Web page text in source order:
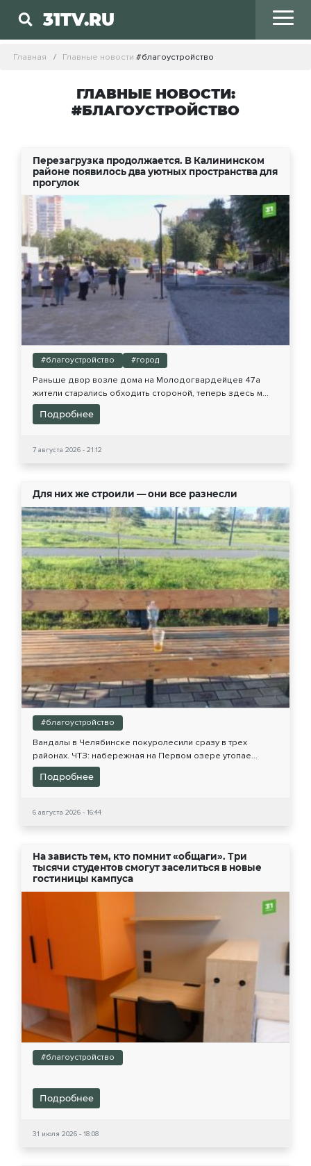
31TV.RU
Главная Главные новости #благоустройство
ГЛАВНЫЕ НОВОСТИ:
#БЛАГОУСТРОЙСТВО
Перезагрузка продолжается. В Калининском
районе появилось два уютных пространства для
прогулок
#благоустройство #город
Раньше двор возле дома на Молодогвардейцев 47а
жители старались обходить стороной, теперь здесь м...
Подробнее
7 августа 2026 - 21:12
Для них же строили — они все разнесли
#благоустройство
Вандалы в Челябинске покуролесили сразу в трех
районах. ЧТЗ: набережная на Первом озере утопае...
Подробнее
6 августа 2026 - 16:44
На зависть тем, кто помнит «общаги». Три
тысячи студентов смогут заселиться в новые
гостиницы кампуса
#благоустройство
Подробнее
31 июля 2026 - 18:08